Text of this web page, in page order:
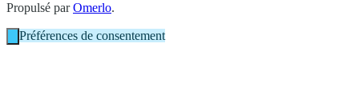
Propulsé parOmerlo.
Préférences de consentement